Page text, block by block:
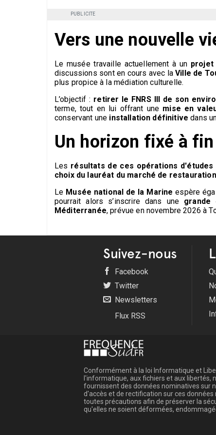
PUBLICITE
Vers une nouvelle
Le musée travaille actuellement à un projet
discussions sont en cours avec laVille de
plus propice à la médiation culturelle.
L’objectif : retirer le FNRS III de son
terme, tout en lui offrant une mise en
conservant une installation définitive dans
Un horizon fixé à
Les résultats de ces opérations d'études
choix du lauréat du marché de restauration
Le Musée national de la Marine espère
pourrait alors s’inscrire dans une grande
Méditerranée, prévue en novembre 2026 à
Suivez-nous
Facebook
Twitter
Newsletters
Flux RSS
Conformément à la loi Informatique et
l'informatique, aux fichiers et aux libertés,
fournissent des données nominatives sur
d'accès et de rectification sur ces
toutes précautions afin de préserver la
qu'elles ne soient déformées,